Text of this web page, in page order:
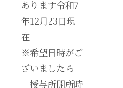
あります令和7
年12月23日現
在
※希望日時がご
ざいましたら
授与所開所時